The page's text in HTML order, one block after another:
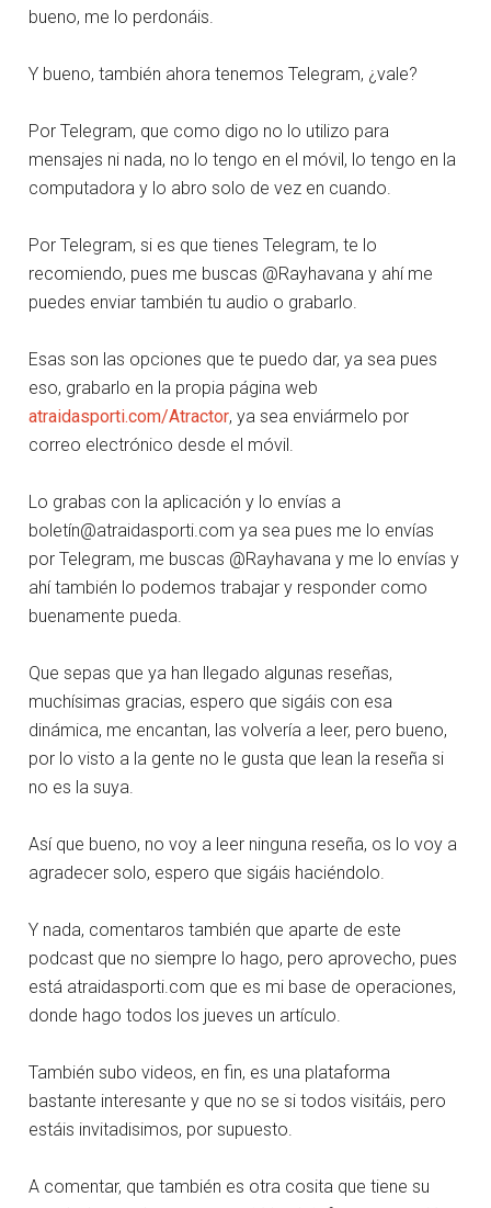
bueno, me lo perdonáis.
Y bueno, también ahora tenemos Telegram, ¿vale?
Por Telegram, que como digo no lo utilizo para
mensajes ni nada, no lo tengo en el móvil, lo tengo en la
computadora y lo abro solo de vez en cuando.
Por Telegram, si es que tienes Telegram, te lo
recomiendo, pues me buscas @Rayhavana y ahí me
puedes enviar también tu audio o grabarlo.
Esas son las opciones que te puedo dar, ya sea pues
eso, grabarlo en la propia página web
atraidasporti.com/Atractor, ya sea enviármelo por
correo electrónico desde el móvil.
Lo grabas con la aplicación y lo envías a
boletín@atraidasporti.com ya sea pues me lo envías
por Telegram, me buscas @Rayhavana y me lo envías y
ahí también lo podemos trabajar y responder como
buenamente pueda.
Que sepas que ya han llegado algunas reseñas,
muchísimas gracias, espero que sigáis con esa
dinámica, me encantan, las volvería a leer, pero bueno,
por lo visto a la gente no le gusta que lean la reseña si
no es la suya.
Así que bueno, no voy a leer ninguna reseña, os lo voy a
agradecer solo, espero que sigáis haciéndolo.
Y nada, comentaros también que aparte de este
podcast que no siempre lo hago, pero aprovecho, pues
está atraidasporti.com que es mi base de operaciones,
donde hago todos los jueves un artículo.
También subo videos, en fin, es una plataforma
bastante interesante y que no se si todos visitáis, pero
estáis invitadisimos, por supuesto.
A comentar, que también es otra cosita que tiene su